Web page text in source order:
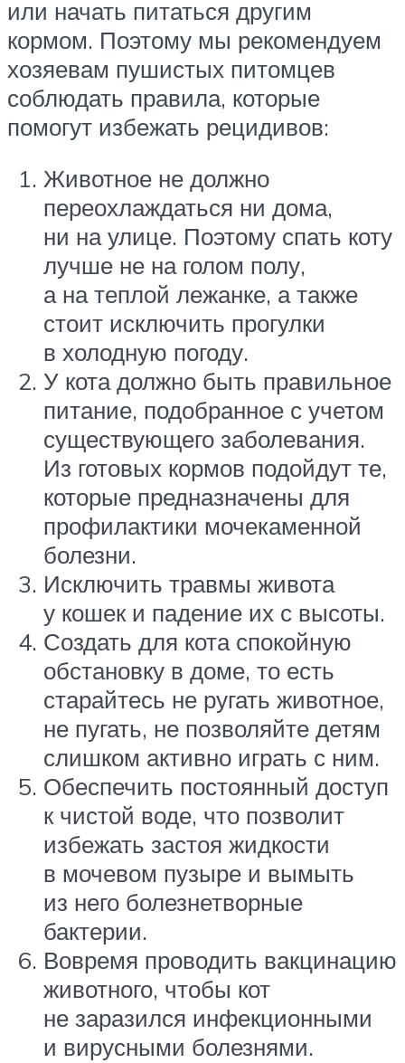
или начать питаться другим
кормом. Поэтому мы рекомендуем
хозяевам пушистых питомцев
соблюдать правила, которые
помогут избежать рецидивов:
Животное не должно
переохлаждаться ни дома,
ни на улице. Поэтому спать коту
лучше не на голом полу,
а на теплой лежанке, а также
стоит исключить прогулки
в холодную погоду.
У кота должно быть правильное
питание, подобранное с учетом
существующего заболевания.
Из готовых кормов подойдут те,
которые предназначены для
профилактики мочекаменной
болезни.
Исключить травмы живота
у кошек и падение их с высоты.
Создать для кота спокойную
обстановку в доме, то есть
старайтесь не ругать животное,
не пугать, не позволяйте детям
слишком активно играть с ним.
Обеспечить постоянный доступ
к чистой воде, что позволит
избежать застоя жидкости
в мочевом пузыре и вымыть
из него болезнетворные
бактерии.
Вовремя проводить вакцинацию
животного, чтобы кот
не заразился инфекционными
и вирусными болезнями.